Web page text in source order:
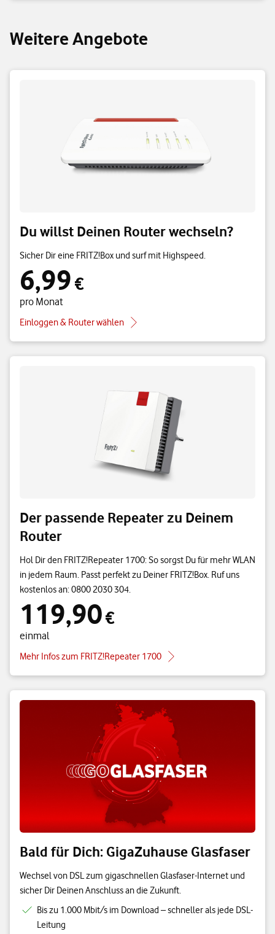
Weitere Angebote
Du willst Deinen Router wechseln?
Sicher Dir eine FRITZ!Box und surf mit Highspeed.
6,99 € pro Monat
6,99 €
pro Monat
Einloggen & Router wählen
Der passende Repeater zu Deinem
Router
Hol Dir den FRITZ!Repeater 1700: So sorgst Du für mehr WLAN
in jedem Raum. Passt perfekt zu Deiner FRITZ!Box. Ruf uns
kostenlos an: 0800 2030 304.
119,90 € einmal
119,90€
einmal
Mehr Infos zum FRITZ!Repeater 1700
Bald für Dich: GigaZuhause Glasfaser
Wechsel von DSL zum gigaschnellen Glasfaser-Internet und
sicher Dir Deinen Anschluss an die Zukunft.
Bis zu 1.000 Mbit/s im Download – schneller als jede DSL-
Leitung